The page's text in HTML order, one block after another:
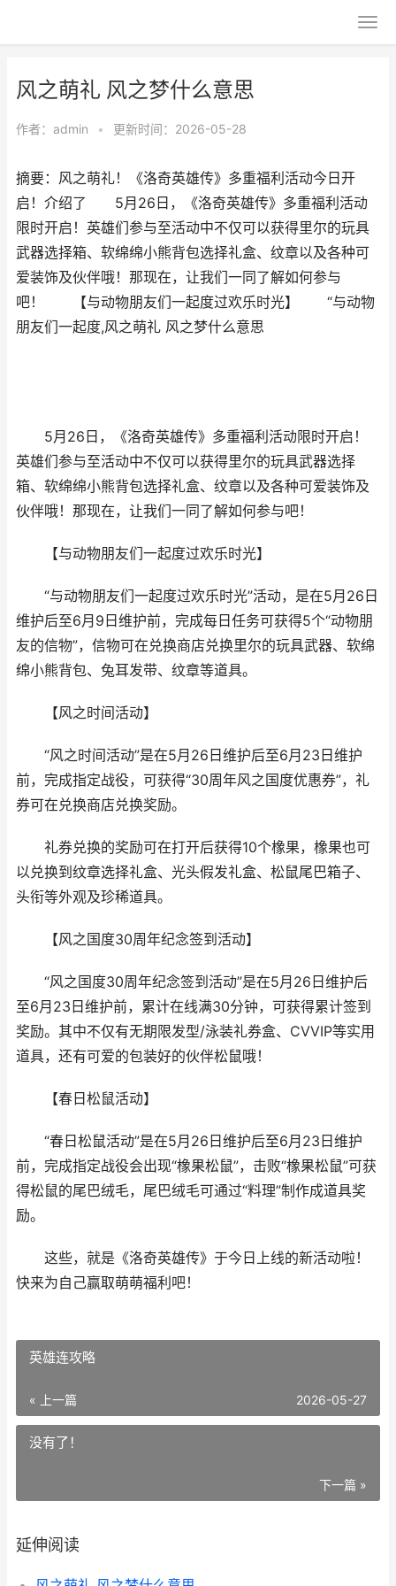
风之萌礼 风之梦什么意思
作者： admin • 更新时间：2026-05-28
摘要：风之萌礼！《洛奇英雄传》多重福利活动今日开
启！介绍了 5月26日，《洛奇英雄传》多重福利活动
限时开启！英雄们参与至活动中不仅可以获得里尔的玩具
武器选择箱、软绵绵小熊背包选择礼盒、纹章以及各种可
爱装饰及伙伴哦！那现在，让我们一同了解如何参与
吧！ 【与动物朋友们一起度过欢乐时光】 “与动物
朋友们一起度,风之萌礼 风之梦什么意思
5月26日，《洛奇英雄传》多重福利活动限时开启！
英雄们参与至活动中不仅可以获得里尔的玩具武器选择
箱、软绵绵小熊背包选择礼盒、纹章以及各种可爱装饰及
伙伴哦！那现在，让我们一同了解如何参与吧！
【与动物朋友们一起度过欢乐时光】
“与动物朋友们一起度过欢乐时光”活动，是在5月26日
维护后至6月9日维护前，完成每日任务可获得5个“动物朋
友的信物”，信物可在兑换商店兑换里尔的玩具武器、软绵
绵小熊背包、兔耳发带、纹章等道具。
【风之时间活动】
“风之时间活动”是在5月26日维护后至6月23日维护
前，完成指定战役，可获得“30周年风之国度优惠券”，礼
券可在兑换商店兑换奖励。
礼券兑换的奖励可在打开后获得10个橡果，橡果也可
以兑换到纹章选择礼盒、光头假发礼盒、松鼠尾巴箱子、
头衔等外观及珍稀道具。
【风之国度30周年纪念签到活动】
“风之国度30周年纪念签到活动”是在5月26日维护后
至6月23日维护前，累计在线满30分钟，可获得累计签到
奖励。其中不仅有无期限发型/泳装礼券盒、CVVIP等实用
道具，还有可爱的包装好的伙伴松鼠哦！
【春日松鼠活动】
“春日松鼠活动”是在5月26日维护后至6月23日维护
前，完成指定战役会出现“橡果松鼠”，击败“橡果松鼠”可获
得松鼠的尾巴绒毛，尾巴绒毛可通过“料理”制作成道具奖
励。
这些，就是《洛奇英雄传》于今日上线的新活动啦！
快来为自己赢取萌萌福利吧！
英雄连攻略
« 上一篇 2026-05-27
没有了！
下一篇 »
延伸阅读